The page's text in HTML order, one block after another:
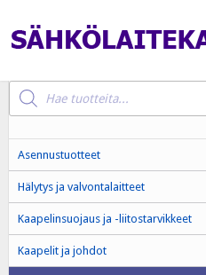
Products
search
Asennustuotteet
Hälytys ja valvontalaitteet
Kaapelinsuojaus ja -liitostarvikkeet
Kaapelit ja johdot